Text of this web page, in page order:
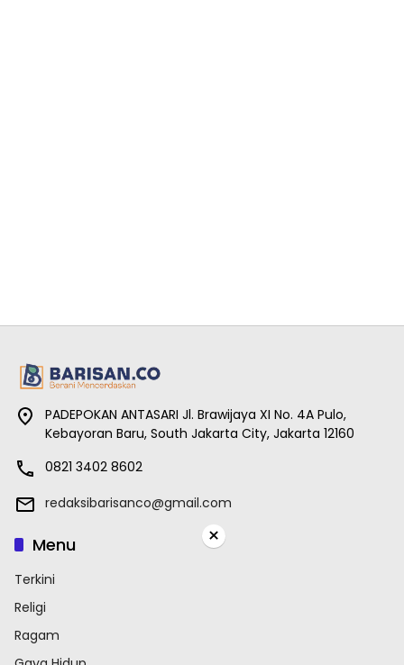
PADEPOKAN ANTASARI Jl. Brawijaya XI No. 4A Pulo,
Kebayoran Baru, South Jakarta City, Jakarta 12160
0821 3402 8602
redaksibarisanco@gmail.com
Menu
Terkini
Religi
Ragam
×